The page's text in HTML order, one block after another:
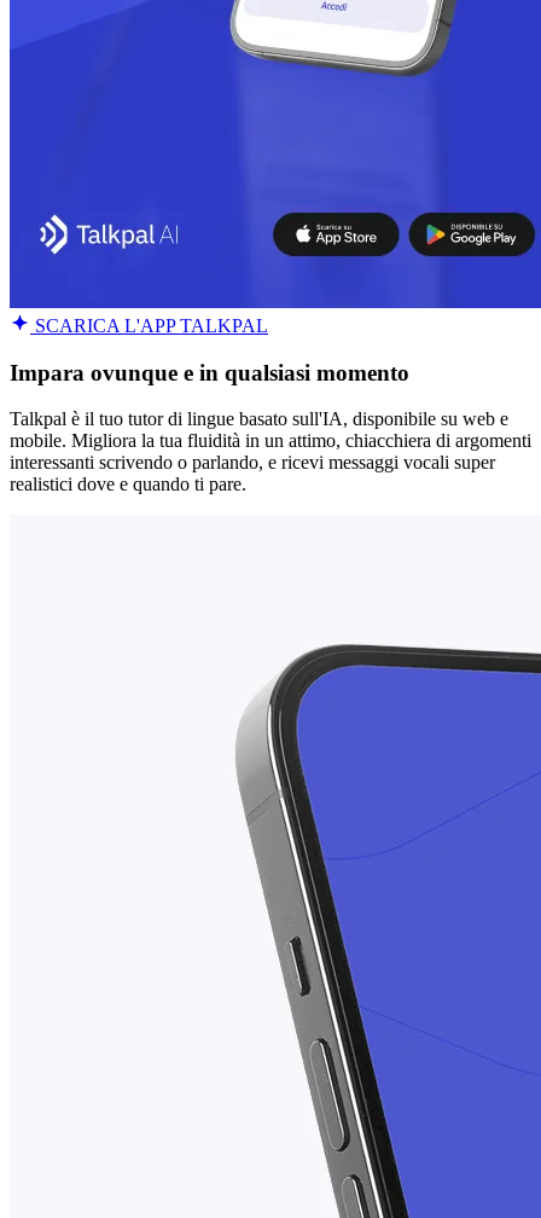
SCARICA L'APP TALKPAL
Impara ovunque e in qualsiasi momento
Talkpal è il tuo tutor di lingue basato sull'IA, disponibile su web e
mobile. Migliora la tua fluidità in un attimo, chiacchiera di argomenti
interessanti scrivendo o parlando, e ricevi messaggi vocali super
realistici dove e quando ti pare.